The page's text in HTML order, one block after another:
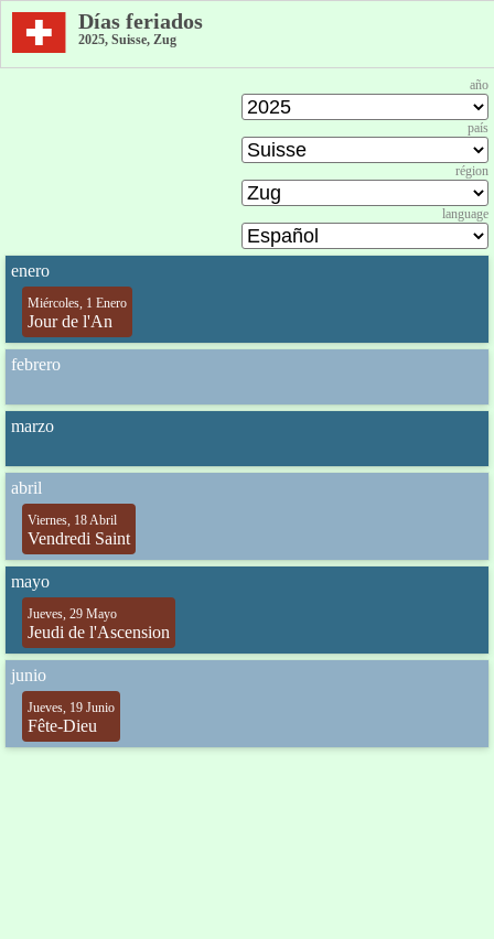
Días feriados
2025, Suisse, Zug
año
país
région
language
enero
Miércoles, 1 Enero
Jour de l'An
febrero
marzo
abril
Viernes, 18 Abril
Vendredi Saint
mayo
Jueves, 29 Mayo
Jeudi de l'Ascension
junio
Jueves, 19 Junio
Fête-Dieu